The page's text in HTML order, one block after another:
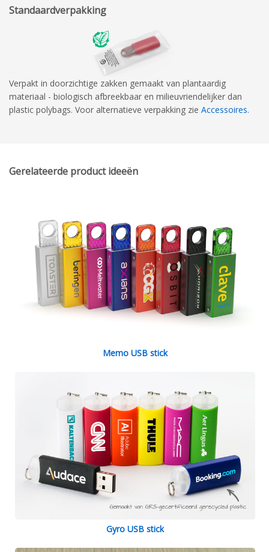
Standaardverpakking
Verpakt in doorzichtige zakken gemaakt van plantaardig
materiaal - biologisch afbreekbaar en milieuvriendelijker dan
plastic polybags. Voor alternatieve verpakking zie Accessoires.
Gerelateerde product ideeën
Memo USB stick
Gyro USB stick